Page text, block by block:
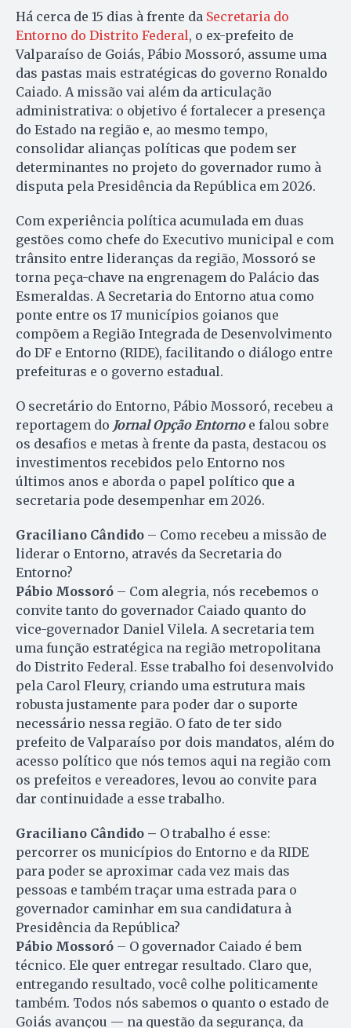
Há cerca de 15 dias à frente da Secretaria do
Entorno do Distrito Federal, o ex-prefeito de
Valparaíso de Goiás, Pábio Mossoró, assume uma
das pastas mais estratégicas do governo Ronaldo
Caiado. A missão vai além da articulação
administrativa: o objetivo é fortalecer a presença
do Estado na região e, ao mesmo tempo,
consolidar alianças políticas que podem ser
determinantes no projeto do governador rumo à
disputa pela Presidência da República em 2026.
Com experiência política acumulada em duas
gestões como chefe do Executivo municipal e com
trânsito entre lideranças da região, Mossoró se
torna peça-chave na engrenagem do Palácio das
Esmeraldas. A Secretaria do Entorno atua como
ponte entre os 17 municípios goianos que
compõem a Região Integrada de Desenvolvimento
do DF e Entorno (RIDE), facilitando o diálogo entre
prefeituras e o governo estadual.
O secretário do Entorno, Pábio Mossoró, recebeu a
reportagem do Jornal Opção Entornoe falou sobre
os desafios e metas à frente da pasta, destacou os
investimentos recebidos pelo Entorno nos
últimos anos e aborda o papel político que a
secretaria pode desempenhar em 2026.
Graciliano Cândido – Como recebeu a missão de
liderar o Entorno, através da Secretaria do
Entorno?
Pábio Mossoró – Com alegria, nós recebemos o
convite tanto do governador Caiado quanto do
vice-governador Daniel Vilela. A secretaria tem
uma função estratégica na região metropolitana
do Distrito Federal. Esse trabalho foi desenvolvido
pela Carol Fleury, criando uma estrutura mais
robusta justamente para poder dar o suporte
necessário nessa região. O fato de ter sido
prefeito de Valparaíso por dois mandatos, além do
acesso político que nós temos aqui na região com
os prefeitos e vereadores, levou ao convite para
dar continuidade a esse trabalho.
Graciliano Cândido – O trabalho é esse:
percorrer os municípios do Entorno e da RIDE
para poder se aproximar cada vez mais das
pessoas e também traçar uma estrada para o
governador caminhar em sua candidatura à
Presidência da República?
Pábio Mossoró – O governador Caiado é bem
técnico. Ele quer entregar resultado. Claro que,
entregando resultado, você colhe politicamente
também. Todos nós sabemos o quanto o estado de
Goiás avançou — na questão da segurança, da